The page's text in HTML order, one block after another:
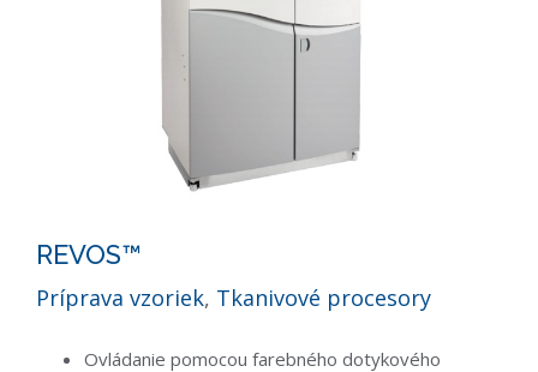
REVOS™
Príprava vzoriek, Tkanivové procesory
Ovládanie pomocou farebného dotykového